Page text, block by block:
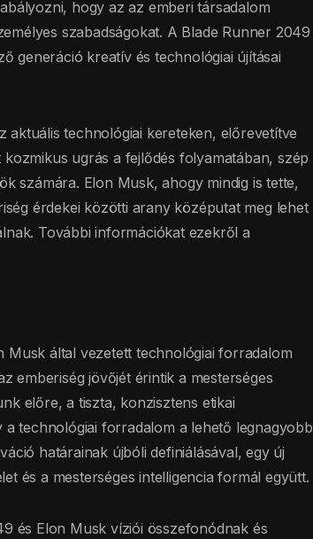
hogy az az emberi társadalom
szabadságokat. A Blade Runner 2049
generáció kreatív és technológiai újításai
aktuális technológiai kereteken, előrevetítve
ugrás a fejlődés folyamatában, szép
számára. Elon Musk, ahogy mindig is tette,
érdekei közötti arany középutat meg lehet
További információkat ezekről a
Musk által vezetett technológiai forradalom
emberiség jövőjét érintik a mesterséges
előre, a tiszta, konzisztens etikai
technológiai forradalom a lehető legnagyobb
határainak újbóli definiálásával, egy új
és a mesterséges intelligencia formál együtt.
és Elon Musk víziói összefonódnak és